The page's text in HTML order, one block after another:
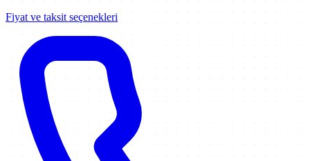
Fiyat ve taksit seçenekleri